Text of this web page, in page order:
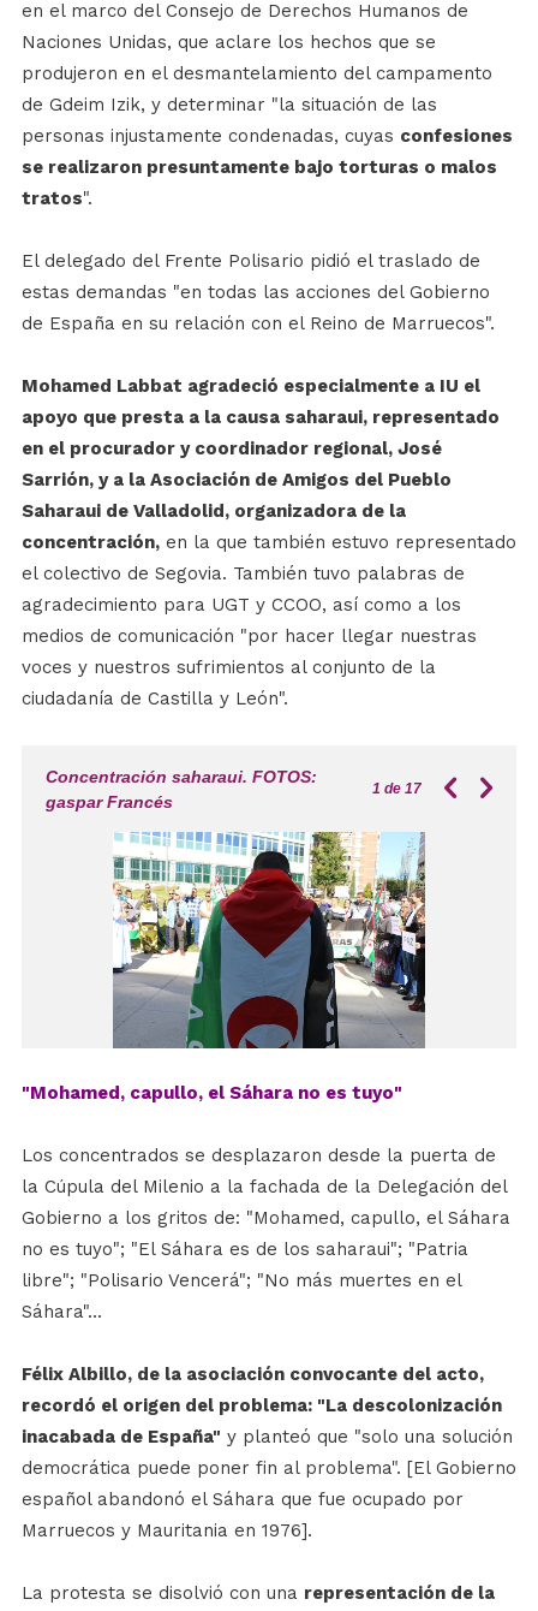
en el marco del Consejo de Derechos Humanos de
Naciones Unidas, que aclare los hechos que se
produjeron en el desmantelamiento del campamento
de Gdeim Izik, y determinar "la situación de las
personas injustamente condenadas, cuyas confesiones
se realizaron presuntamente bajo torturas o malos
tratos".
El delegado del Frente Polisario pidió el traslado de
estas demandas "en todas las acciones del Gobierno
de España en su relación con el Reino de Marruecos".
Mohamed Labbat agradeció especialmente a IU el
apoyo que presta a la causa saharaui, representado
en el procurador y coordinador regional, José
Sarrión, y a la Asociación de Amigos del Pueblo
Saharaui de Valladolid, organizadora de la
concentración,en la que también estuvo representado
el colectivo de Segovia. También tuvo palabras de
agradecimiento para UGT y CCOO, así como a los
medios de comunicación "por hacer llegar nuestras
voces y nuestros sufrimientos al conjunto de la
ciudadanía de Castilla y León".
Concentración saharaui. FOTOS:
gaspar Francés
1 de 17
"Mohamed, capullo, el Sáhara no es tuyo"
Los concentrados se desplazaron desde la puerta de
la Cúpula del Milenio a la fachada de la Delegación del
Gobierno a los gritos de: "Mohamed, capullo, el Sáhara
no es tuyo"; "El Sáhara es de los saharaui"; "Patria
libre"; "Polisario Vencerá"; "No más muertes en el
Sáhara"...
Félix Albillo, de la asociación convocante del acto,
recordó el origen del problema: "La descolonización
inacabada de España" y planteó que "solo una solución
democrática puede poner fin al problema". [El Gobierno
español abandonó el Sáhara que fue ocupado por
Marruecos y Mauritania en 1976].
La protesta se disolvió con una representación de la